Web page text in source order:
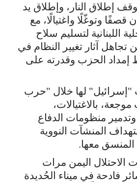
إطلاق النار، وإطلاق يد
قصفًا وتوغّلًا واغتيالًا، مع
اللبنانية لتسليم سلاح
تجاهل آثار تغيير النظام في
الحزب وقدرته على
"إسرائيل" لها خلال "حرب
موجعة، بالاغتيالات،
وتدمير منظومات الدفاع
المنشآت النووية
معها.
الاحتلال اليمن مرات
فادحة في ميناء الحُديدة